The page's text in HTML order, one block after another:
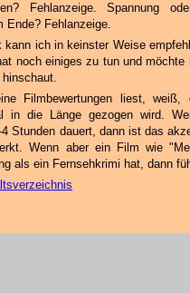
Fehlanzeige. Spannung
Ende? Fehlanzeige.
kann ich in keinster Weise
noch einiges zu tun und
Filmbewertungen liest,
in die Länge gezogen wird.
Stunden dauert, dann ist das
Wenn aber ein Film wie
als ein Fernsehkrimi hat, dann